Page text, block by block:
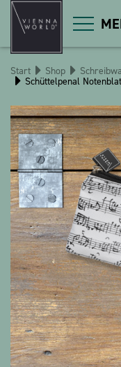
Deko
Kosmetik
Macart
Pins
Schlüsselanhänger
Spiele / Kinder
Weihnachten
The Heart Bear
Alle Produkte anzeigen
Start Shop
Schüttelpenal